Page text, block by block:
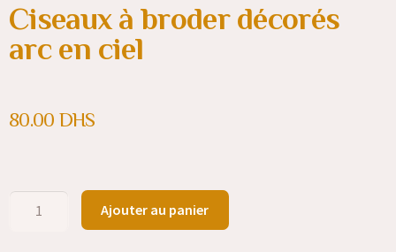
Ciseaux à broder décorés
arc en ciel
80.00 DHS
Ajouter au panier